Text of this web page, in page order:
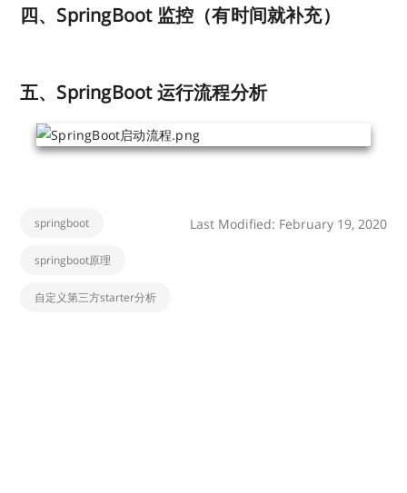
四、SpringBoot 监控（有时间就补充）
五、SpringBoot 运行流程分析
springboot
springboot原理
自定义第三方starter分析
Last Modified: February 19, 2020